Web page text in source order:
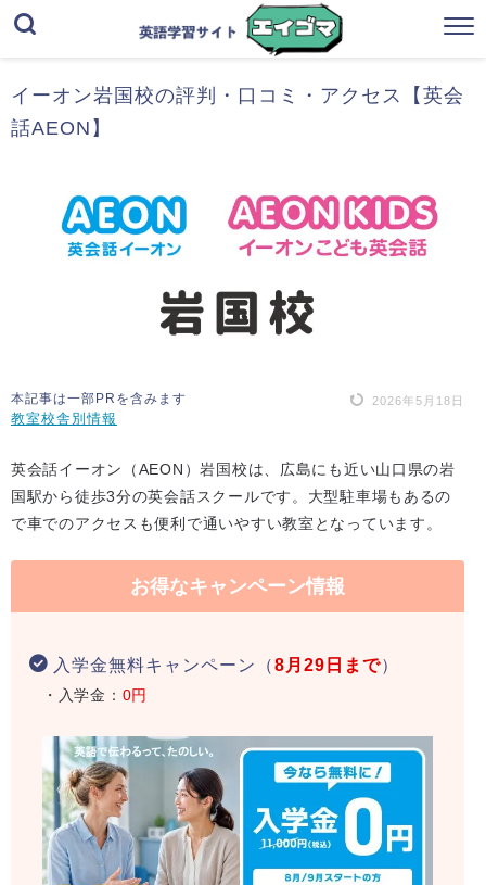
イーオン岩国校の評判・口コミ・アクセス【英会
話AEON】
本記事は一部PRを含みます 2026年5月18日
教室校舎別情報
英会話イーオン（AEON）岩国校は、広島にも近い山口県の岩
国駅から徒歩3分の英会話スクールです。大型駐車場もあるの
で車でのアクセスも便利で通いやすい教室となっています。
お得なキャンペーン情報
入学金無料キャンペーン（8月29日まで）
・入学金： 0円